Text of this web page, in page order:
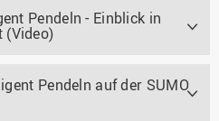
Pendeln - Einblick in
(Video)
Pendeln auf der SUMO